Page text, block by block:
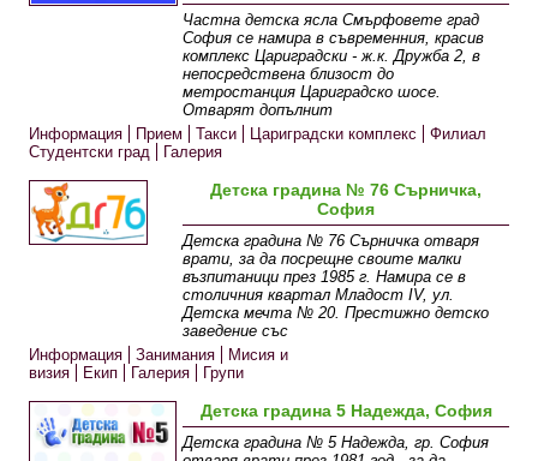
Частна детска ясла Смърфовете град
София се намира в съвременния, красив
комплекс Цариградски - ж.к. Дружба 2, в
непосредствена близост до
метростанция Цариградско шосе.
Отварят допълнит
Информация
Прием Такси Цариградски комплекс
Филиал
Студентски град
Галерия
Детска градина № 76 Сърничка,
София
Детска градина № 76 Сърничка отваря
врати, за да посрещне своите малки
възпитаници през 1985 г. Намира се в
столичния квартал Младост IV, ул.
Детска мечта № 20. Престижно детско
заведение със
Информация
Занимания
Мисия и
визия
Екип Галерия Групи
Детска градина 5 Надежда, София
Детска градина № 5 Надежда, гр. София